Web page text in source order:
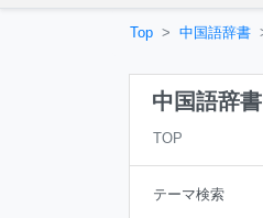
Top 中国語辞書
中国語辞書
TOP
テーマ検索